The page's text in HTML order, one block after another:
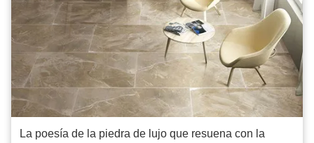
La poesía de la piedra de lujo que resuena con la